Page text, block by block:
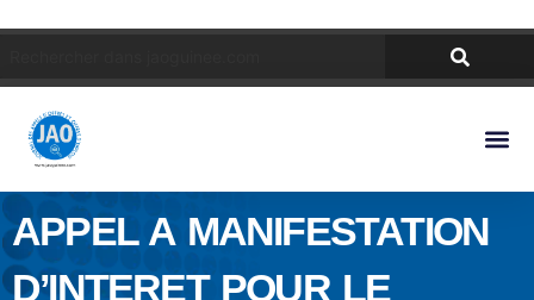
APPEL A MANIFESTATION
D’INTERET POUR LE